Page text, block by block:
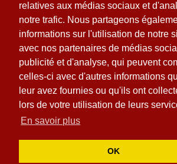
relatives aux médias sociaux et
notre trafic. Nous partageons
informations sur l'utilisation de notre
avec nos partenaires de médias
publicité et d'analyse, qui peuvent
celles-ci avec d'autres informations
leur avez fournies ou qu'ils ont
lors de votre utilisation de leurs
En savoir plus
OK